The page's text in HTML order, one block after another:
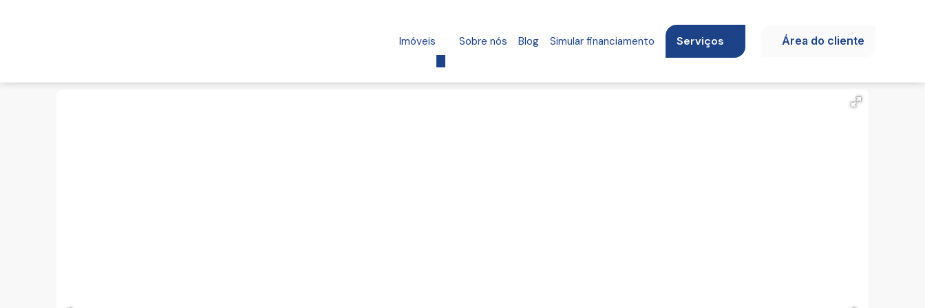
Área do cliente
Serviços
Simular financiamento
Blog
Sobre nós
Imóveis